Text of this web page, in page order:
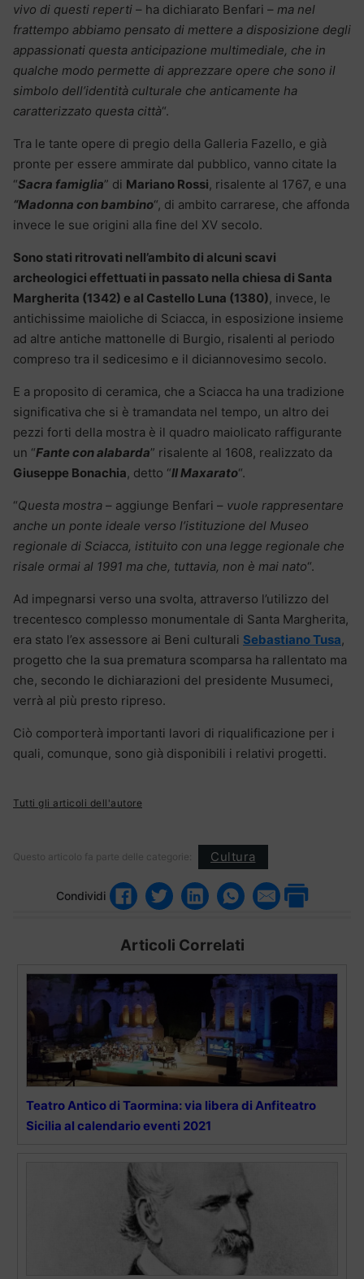
vivo di questi reperti – ha dichiarato Benfari – ma nel
frattempo abbiamo pensato di mettere a disposizione degli
appassionati questa anticipazione multimediale, che in
qualche modo permette di apprezzare opere che sono il
simbolo dell’identità culturale che anticamente ha
caratterizzato questa città“.
Tra le tante opere di pregio della Galleria Fazello, e già
pronte per essere ammirate dal pubblico, vanno citate la
“Sacra famiglia” di Mariano Rossi, risalente al 1767, e una
“Madonna con bambino“, di ambito carrarese, che affonda
invece le sue origini alla fine del XV secolo.
Sono stati ritrovati nell’ambito di alcuni scavi
archeologici effettuati in passato nella chiesa di Santa
Margherita (1342) e al Castello Luna (1380), invece, le
antichissime maioliche di Sciacca, in esposizione insieme
ad altre antiche mattonelle di Burgio, risalenti al periodo
compreso tra il sedicesimo e il diciannovesimo secolo.
E a proposito di ceramica, che a Sciacca ha una tradizione
significativa che si è tramandata nel tempo, un altro dei
pezzi forti della mostra è il quadro maiolicato raffigurante
un “Fante con alabarda” risalente al 1608, realizzato da
Giuseppe Bonachia, detto “Il Maxarato“.
“Questa mostra – aggiunge Benfari – vuole rappresentare
anche un ponte ideale verso l’istituzione del Museo
regionale di Sciacca, istituito con una legge regionale che
risale ormai al 1991 ma che, tuttavia, non è mai nato“.
Ad impegnarsi verso una svolta, attraverso l’utilizzo del
trecentesco complesso monumentale di Santa Margherita,
era stato l’ex assessore ai Beni culturali Sebastiano Tusa,
progetto che la sua prematura scomparsa ha rallentato ma
che, secondo le dichiarazioni del presidente Musumeci,
verrà al più presto ripreso.
Ciò comporterà importanti lavori di riqualificazione per i
quali, comunque, sono già disponibili i relativi progetti.
Tutti gli articoli dell'autore
Questo articolo fa parte delle categorie: Cultura
Condividi
Articoli Correlati
Teatro Antico di Taormina: via libera di Anfiteatro
Sicilia al calendario eventi 2021